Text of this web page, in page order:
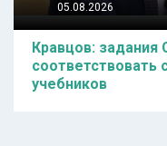
05.08.2026
Кравцов: задания
учебников